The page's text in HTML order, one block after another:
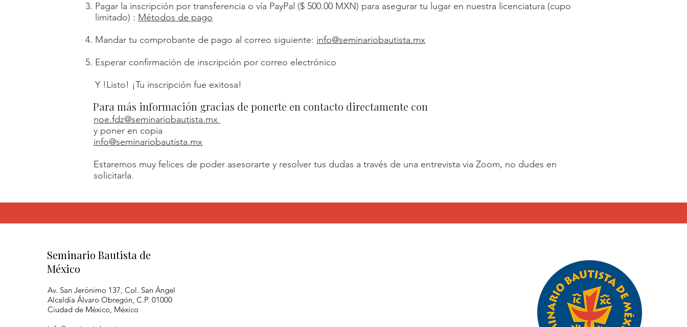
Pagar la inscripción por transferencia o vía PayPal ($ 500.00 MXN) para asegurar tu lugar en nuestra licenciatura (cupo
limitado) : Métodos de pago
Mandar tu comprobante de pago al correo siguiente: info@seminariobautista.mx
Esperar confirmación de inscripción por correo electrónico
Y !Listo! ¡Tu inscripción fue exitosa!​
Para más información gracias de ponerte en contacto directamente con
noe.fdz@seminariobautista.mx
y poner en copia
info@seminariobautista.mx
Estaremos muy felices de poder asesorarte y resolver tus dudas a través de una entrevista via Zoom, no dudes en
solicitarla.
Seminario Bautista de
México
Av. San Jerónimo 137, Col. San Ángel
Alcaldía Álvaro Obregón, C.P. 01000
Ciudad de México, México